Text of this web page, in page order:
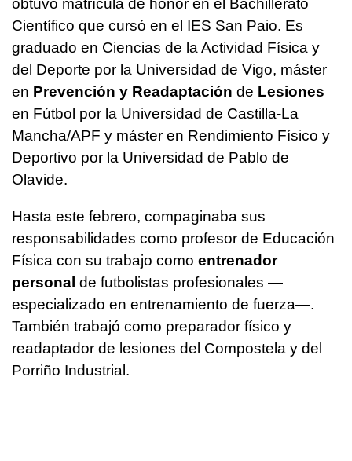
obtuvo matrícula de honor en el Bachillerato
Científico que cursó en el IES San Paio. Es
graduado en Ciencias de la Actividad Física y
del Deporte por la Universidad de Vigo, máster
en Prevención y Readaptación de Lesiones
en Fútbol por la Universidad de Castilla-La
Mancha/APF y máster en Rendimiento Físico y
Deportivo por la Universidad de Pablo de
Olavide.
Hasta este febrero, compaginaba sus
responsabilidades como profesor de Educación
Física con su trabajo como entrenador
personal de futbolistas profesionales —
especializado en entrenamiento de fuerza—.
También trabajó como preparador físico y
readaptador de lesiones del Compostela y del
Porriño Industrial.